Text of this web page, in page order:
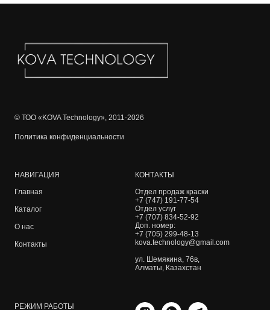
© ТОО «KOVA Technology», 2011-2026
Политика конфиденциальности
НАВИГАЦИЯ
Главная
Каталог
О нас
Контакты
КОНТАКТЫ
Отдел продаж краски
+7 (747) 191-77-54
Отдел услуг
+7 (707) 834-52-92
Доп. номер:
+7 (705) 299-48-13
kova.technology@gmail.com
ул. Шемякина, 76в,
Алматы, Казахстан
РЕЖИМ РАБОТЫ